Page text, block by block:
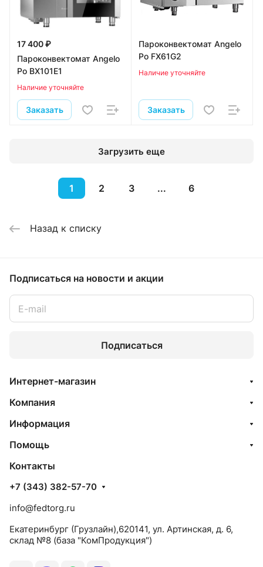
17 400 ₽
Пароконвектомат Angelo
Po BX101E1
Наличие уточняйте
Заказать
Пароконвектомат Angelo
Po FX61G2
Наличие уточняйте
Заказать
Загрузить еще
1 2 3 ... 6
Назад к списку
Подписаться на новости и акции
Подписаться
Интернет-магазин
Компания
Информация
Помощь
Контакты
+7 (343) 382-57-70
info@fedtorg.ru
Екатеринбург (Грузлайн),620141, ул. Артинская, д. 6,
склад №8 (база "КомПродукция")